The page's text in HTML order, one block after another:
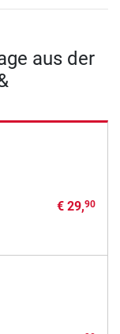
aus der
€ 29,90